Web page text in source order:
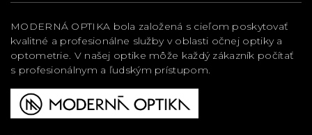
MODERNÁ OPTIKA bola založená s cieľom poskytovať
kvalitné a profesionálne služby v oblasti očnej optiky a
optometrie. V našej optike môže každý zákazník počítať
s profesionálnym a ľudským prístupom.